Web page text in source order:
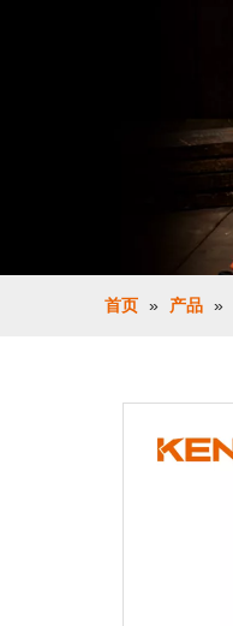
首页 » 产品 »